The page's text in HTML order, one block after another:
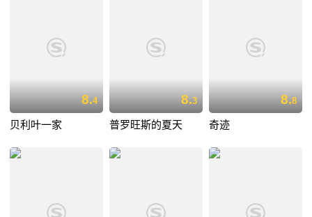
8.4
贝利叶一家
8.3
普罗旺斯的夏天
8.8
奇迹